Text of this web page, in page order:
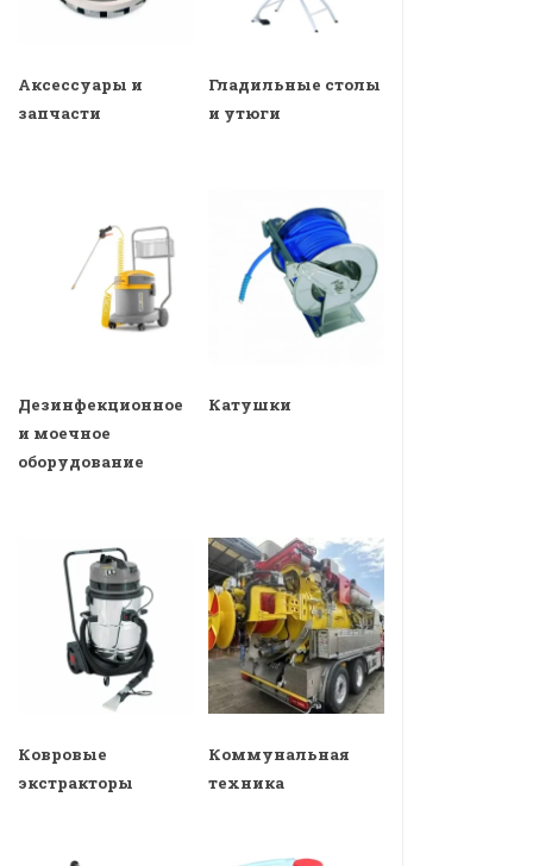
Аксессуары и
запчасти
Гладильные столы
и утюги
Дезинфекционное
и моечное
оборудование
Катушки
Ковровые
экстракторы
Коммунальная
техника